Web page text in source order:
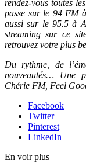
rendez-vous toutes
passe sur le 94 FM
aussi sur le 95.5 à
streaming sur ce
retrouvez votre plus
Du rythme, de
nouveautés… Une
Chérie FM, Feel
Facebook
Twitter
Pinterest
LinkedIn
En voir plus